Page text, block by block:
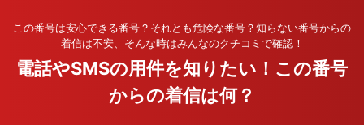
この番号は安心できる番号？それとも危険な番号？知らない番号からの
着信は不安、そんな時はみんなのクチコミで確認！
電話やSMSの用件を知りたい！この番号
からの着信は何？